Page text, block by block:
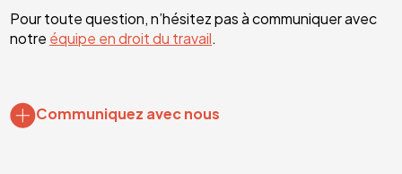
Pour toute question, n’hésitez pas à communiquer avec
notre équipe en droit du travail.
Communiquez avec nous